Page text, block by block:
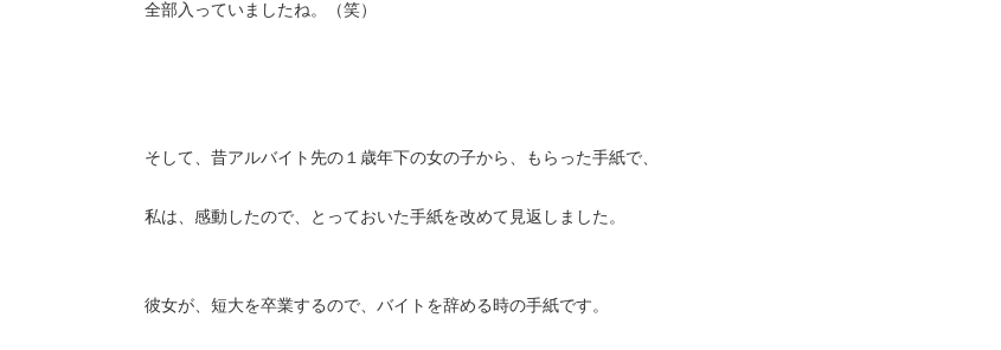
全部入っていましたね。（笑）
そして、昔アルバイト先の１歳年下の女の子から、もらった手紙で、
私は、感動したので、とっておいた手紙を改めて見返しました。
彼女が、短大を卒業するので、バイトを辞める時の手紙です。